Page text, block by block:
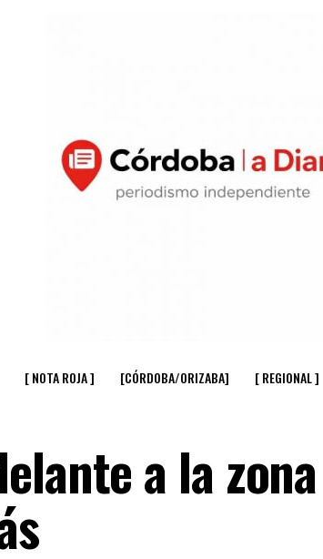
[ NOTA ROJA ] [CÓRDOBA/ORIZABA] [ REGIONAL ]
a la